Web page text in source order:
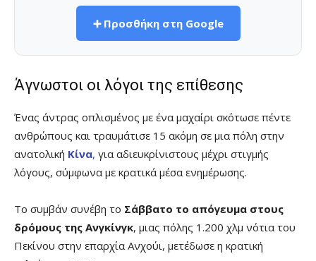
➕ Προσθήκη στη Google
Άγνωστοι οι λόγοι της επίθεσης
Ένας άντρας οπλισμένος με ένα μαχαίρι σκότωσε πέντε
ανθρώπους και τραυμάτισε 15 ακόμη σε μια πόλη στην
ανατολική Κίνα, για αδιευκρίνιστους μέχρι στιγμής
λόγους, σύμφωνα με κρατικά μέσα ενημέρωσης.
Το συμβάν συνέβη το Σάββατο το απόγευμα στους
δρόμους της Ανγκίνγκ, μιας πόλης 1.200 χλμ νότια του
Πεκίνου στην επαρχία Ανχούι, μετέδωσε η κρατική